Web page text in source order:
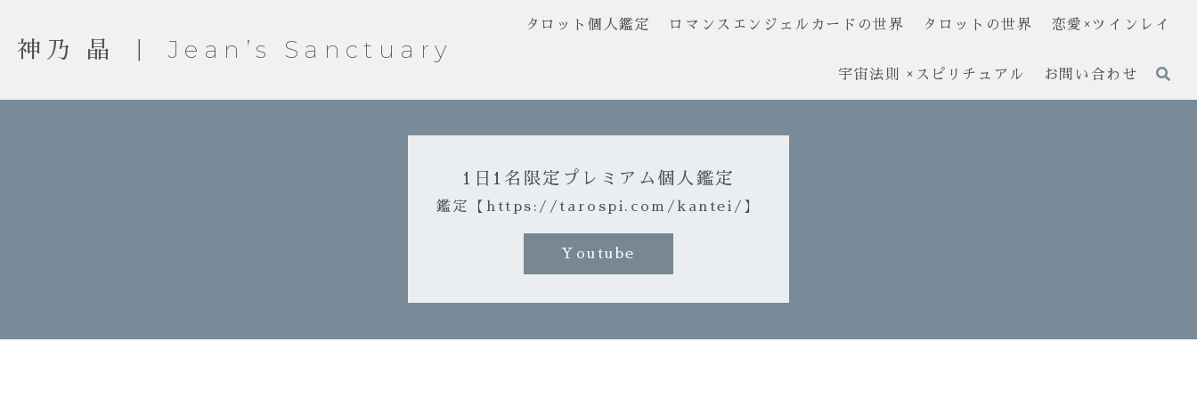
神乃 晶 ｜ Jean’s Sanctuary
タロット個人鑑定 ロマンスエンジェルカードの世界 タロットの世界 恋愛×ツインレイ
宇宙法則 ×スピリチュアル お問い合わせ
1日1名限定プレミアム個人鑑定
鑑定【https://tarospi.com/kantei/】
Youtube